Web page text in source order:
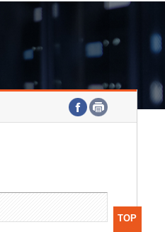
연구원 고객헌장
주요업무연락처
TOP